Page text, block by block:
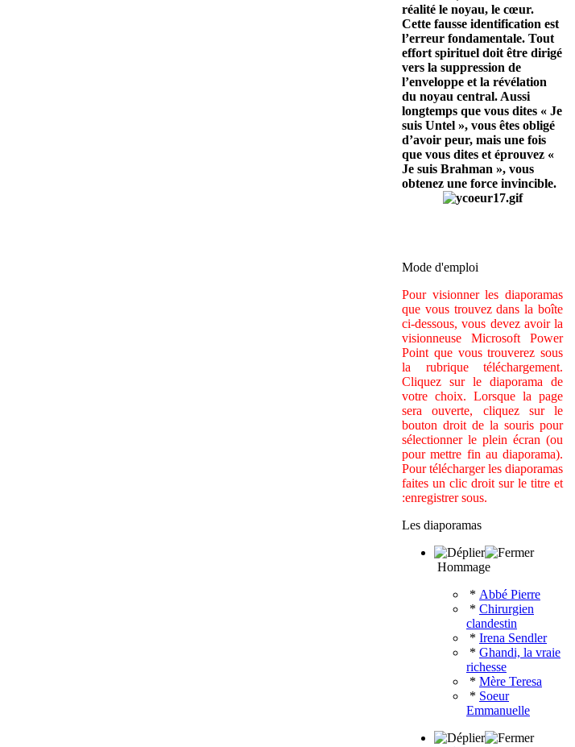
réalité le noyau, le cœur.
Cette fausse identification est
l’erreur fondamentale. Tout
effort spirituel doit être dirigé
vers la suppression de
l’enveloppe et la révélation
du noyau central. Aussi
longtemps que vous dites « Je
suis Untel », vous êtes obligé
d’avoir peur, mais une fois
que vous dites et éprouvez «
Je suis Brahman », vous
obtenez une force invincible.
Mode d'emploi
Pour visionner les diaporamas
que vous trouvez dans la boîte
ci-dessous, vous devez avoir la
visionneuse Microsoft Power
Point que vous trouverez sous
la rubrique téléchargement.
Cliquez sur le diaporama de
votre choix. Lorsque la page
sera ouverte, cliquez sur le
bouton droit de la souris pour
sélectionner le plein écran (ou
pour mettre fin au diaporama).
Pour télécharger les diaporamas
faites un clic droit sur le titre et
:enregistrer sous.
Les diaporamas
Hommage
* Abbé Pierre
* Chirurgien
clandestin
* Irena Sendler
* Ghandi, la vraie
richesse
* Mère Teresa
* Soeur
Emmanuelle